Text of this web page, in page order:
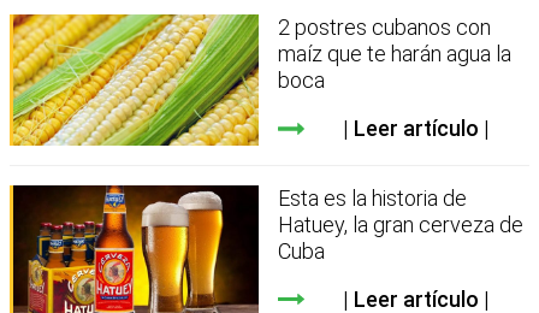
2 postres cubanos con
maíz que te harán agua la
boca
Leer artículo
Esta es la historia de
Hatuey, la gran cerveza de
Cuba
Leer artículo